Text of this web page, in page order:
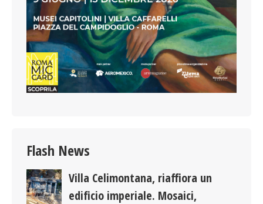
Flash News
Villa Celimontana, riaffiora un
edificio imperiale. Mosaici,